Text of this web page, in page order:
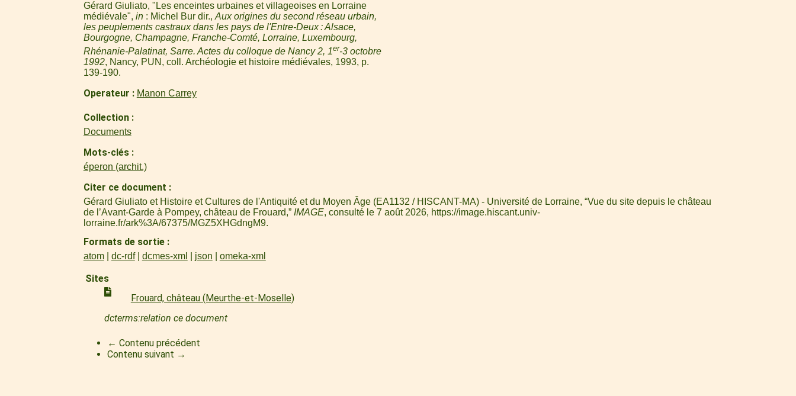
Gérard Giuliato, "Les enceintes urbaines et villageoises en Lorraine
médiévale", in: Michel Bur dir.,Aux origines du second réseau urbain,
les peuplements castraux dans les pays de l'Entre-Deux : Alsace,
Bourgogne, Champagne, Franche-Comté, Lorraine, Luxembourg,
Rhénanie-Palatinat, Sarre. Actes du colloque de Nancy 2, 1er-3 octobre
1992, Nancy, PUN, coll. Archéologie et histoire médiévales, 1993, p.
139-190.
Operateur Manon Carrey
Collection
Documents
Mots-clés
éperon (archit.)
Citer ce document
Gérard Giuliato et Histoire et Cultures de l'Antiquité et du Moyen Âge (EA1132 / HISCANT-MA) - Université de Lorraine, “Vue du site depuis le château
de l’Avant-Garde à Pompey, château de Frouard,” IMAGE, consulté le 7 août 2026, https://image.hiscant.univ-
lorraine.fr/ark%3A/67375/MGZ5XHGdngM9.
Formats de sortie
atom dc-rdf dcmes-xml json omeka-xml
Sites
Frouard, château (Meurthe-et-Moselle)
dcterms:relation ce document
← Contenu précédent
Contenu suivant →